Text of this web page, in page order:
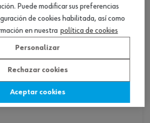
pli-506pcs-sysko
Puede modificar sus preferencias
de cookies habilitada, así como
en nuestra política de cookies
Personalizar
Rechazar cookies
Aceptar cookies